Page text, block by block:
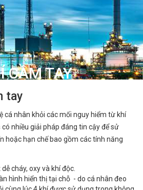
CẦM TAY
tay
cá nhân khỏi các mối nguy hiểm từ khí
nhiều giải pháp đáng tin cậy để sử
hoặc hạn chế bao gồm các tính năng
cháy, oxy và khí độc.
hình hiển thị tại chỗ - do cá nhân đeo